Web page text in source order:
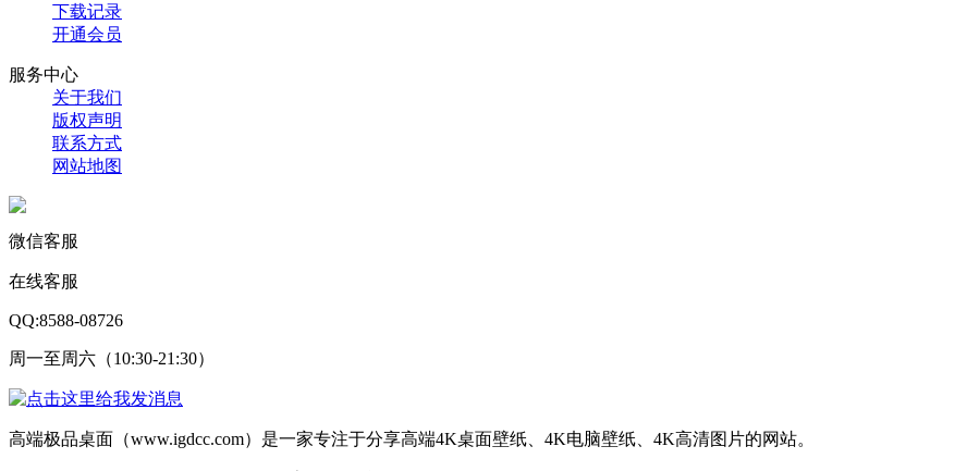
下载记录
开通会员
服务中心
关于我们
版权声明
联系方式
网站地图
微信客服
在线客服
QQ:8588-08726
周一至周六（10:30-21:30）
高端极品桌面（www.igdcc.com）是一家专注于分享高端4K桌面壁纸、4K电脑壁纸、4K高清图片的网站。